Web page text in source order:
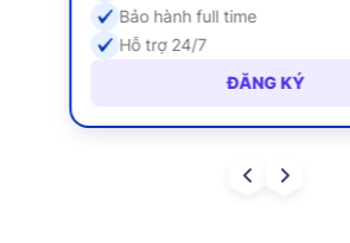
Bảo hành full time
Hỗ trợ 24/7
ĐĂNG KÝ